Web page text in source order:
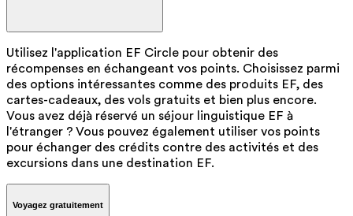
Utilisez l'application EF Circle pour obtenir des
récompenses en échangeant vos points. Choisissez parmi
des options intéressantes comme des produits EF, des
cartes-cadeaux, des vols gratuits et bien plus encore.
Vous avez déjà réservé un séjour linguistique EF à
l'étranger ? Vous pouvez également utiliser vos points
pour échanger des crédits contre des activités et des
excursions dans une destination EF.
Voyagez gratuitement